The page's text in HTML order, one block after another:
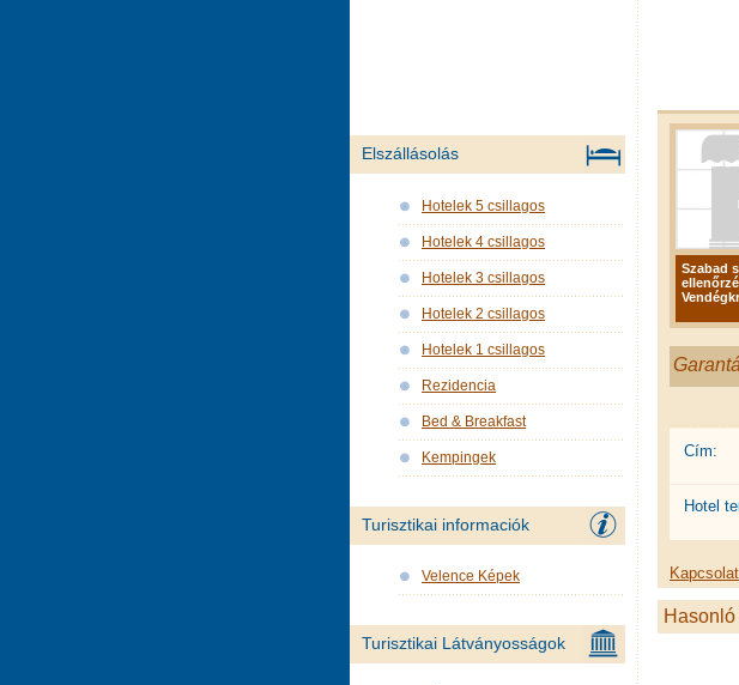
Szabad
Cím:
Hotel
Elszállásolás
Hotelek 5 csillagos
Hotelek 4 csillagos
Hotelek 3 csillagos
Hotelek 2 csillagos
Hotelek 1 csillagos
Rezidencia
Bed & Breakfast
Kempingek
Turisztikai informaciók
Velence Képek
Turisztikai Látványosságok